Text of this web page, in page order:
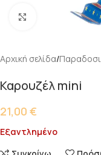
Κάντε κλικ για
Αρχική σελίδα
Καρουζέλ mini
21,00 €
Εξαντλημένο